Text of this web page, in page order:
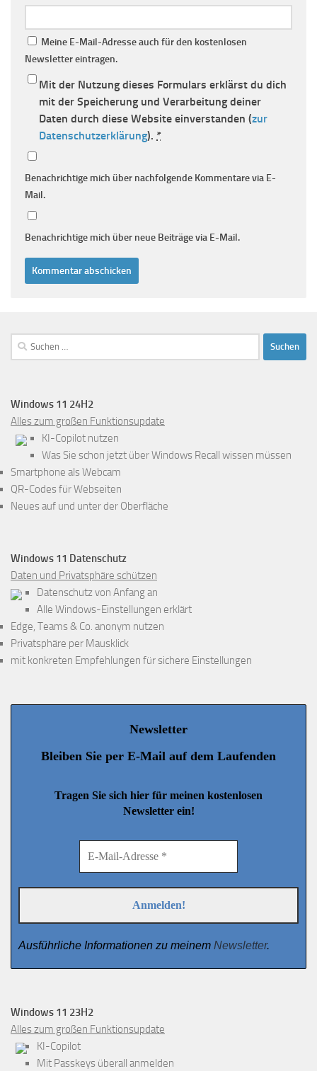
Meine E-Mail-Adresse auch für den kostenlosen
Newsletter eintragen.
Mit der Nutzung dieses Formulars erklärst du dich
mit der Speicherung und Verarbeitung deiner
Daten durch diese Website einverstanden (zur
Datenschutzerklärung). *
Benachrichtige mich über nachfolgende Kommentare via E-
Mail.
Benachrichtige mich über neue Beiträge via E-Mail.
Suchen
nach:
Windows 11 24H2
Alles zum großen Funktionsupdate
KI-Copilot nutzen
Was Sie schon jetzt über Windows Recall wissen müssen
Smartphone als Webcam
QR-Codes für Webseiten
Neues auf und unter der Oberfläche
Windows 11 Datenschutz
Daten und Privatsphäre schützen
Datenschutz von Anfang an
Alle Windows-Einstellungen erklärt
Edge, Teams & Co. anonym nutzen
Privatsphäre per Mausklick
mit konkreten Empfehlungen für sichere Einstellungen
Newsletter
Bleiben Sie per E-Mail auf dem Laufenden
Tragen Sie sich hier für meinen kostenlosen
Newsletter ein!
Ausführliche Informationen zu meinem Newsletter.
Windows 11 23H2
Alles zum großen Funktionsupdate
KI-Copilot
Mit Passkeys überall anmelden